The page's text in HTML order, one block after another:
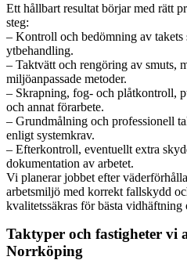
Ett hållbart resultat börjar med rätt
steg:
– Kontroll och bedömning av
ytbehandling.
– Taktvätt och rengöring av smuts,
miljöanpassade metoder.
– Skrapning, fog- och plåtkontroll,
och annat förarbete.
– Grundmålning och professionell
enligt systemkrav.
– Efterkontroll, eventuellt extra
dokumentation av arbetet.
Vi planerar jobbet efter
arbetsmiljö med korrekt fallskydd
kvalitetssäkras för bästa
Taktyper och fastigheter vi
Norrköping